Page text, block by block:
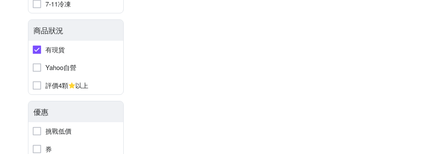
7-11冷凍
商品狀況
有現貨
Yahoo自營
評價4顆
以上
優惠
挑戰低價
券